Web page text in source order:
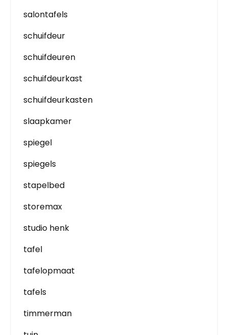
salontafels
schuifdeur
schuifdeuren
schuifdeurkast
schuifdeurkasten
slaapkamer
spiegel
spiegels
stapelbed
storemax
studio henk
tafel
tafelopmaat
tafels
timmerman